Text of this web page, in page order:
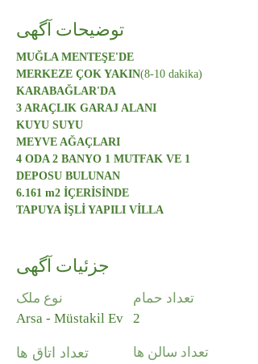
توضیحات آگهی
MUĞLA MENTEŞE'DE
MERKEZE ÇOK YAKIN(8-10 dakika)
KARABAĞLAR'DA
3 ARAÇLIK GARAJ ALANI
KUYU SUYU
MEYVE AĞAÇLARI
4 ODA 2 BANYO 1 MUTFAK VE 1
DEPOSU BULUNAN
6.161 m2 İÇERİSİNDE
TAPUYA İŞLİ YAPILI VİLLA
جزئیات آگهی
نوع ملک
Arsa - Müstakil Ev
تعداد اتاق ها
تعداد حمام
2
تعداد سالن ها